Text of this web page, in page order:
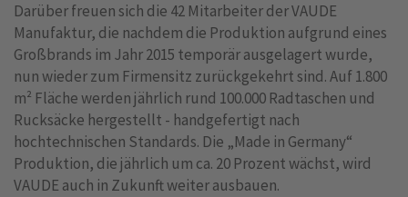
Darüber freuen sich die 42 Mitarbeiter der VAUDE
Manufaktur, die nachdem die Produktion aufgrund eines
Großbrands im Jahr 2015 temporär ausgelagert wurde,
nun wieder zum Firmensitz zurückgekehrt sind. Auf 1.800
m² Fläche werden jährlich rund 100.000 Radtaschen und
Rucksäcke hergestellt - handgefertigt nach
hochtechnischen Standards. Die „Made in Germany“
Produktion, die jährlich um ca. 20 Prozent wächst, wird
VAUDE auch in Zukunft weiter ausbauen.